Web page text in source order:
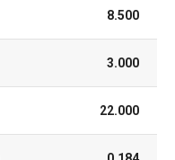
8.500
3.000
22.000